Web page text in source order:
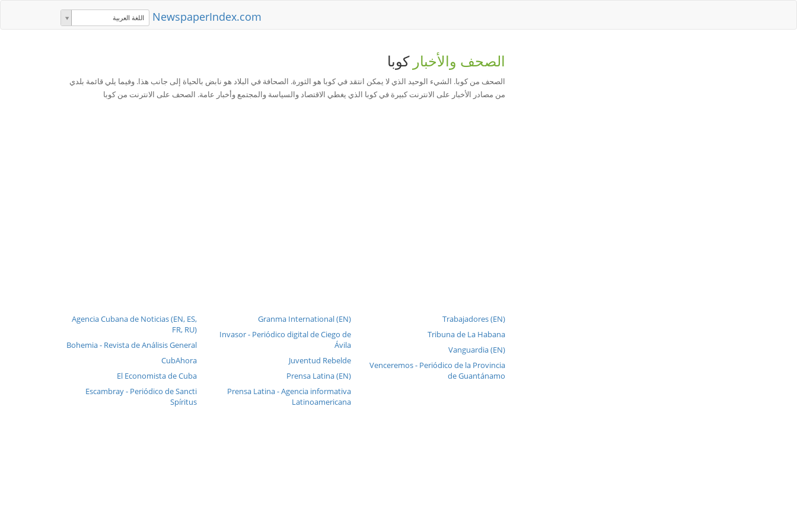
NewspaperIndex.com اللغة العربية
الصحف والأخباركوبا
الصحف من كوبا. الشيء الوحيد الذي لا يمكن انتقد في كوبا هو الثورة. الصحافة في البلاد هو نابض بالحياة إلى جانب هذا. وفيما يلي قائمة بلدي
من مصادر الأخبار على الانترنت كبيرة في كوبا الذي يغطي الاقتصاد والسياسة والمجتمع وأخبار عامة. الصحف على الانترنت من كوبا
Agencia Cubana de Noticias (EN, ES,
FR, RU)
Bohemia - Revista de Análisis General
CubAhora
El Economista de Cuba
Escambray - Periódico de Sancti
Spíritus
Granma International (EN)
Invasor - Periódico digital de Ciego de
Ávila
Juventud Rebelde
Prensa Latina (EN)
Prensa Latina - Agencia informativa
Latinoamericana
Trabajadores (EN)
Tribuna de La Habana
Vanguardia (EN)
Venceremos - Periódico de la Provincia
de Guantánamo